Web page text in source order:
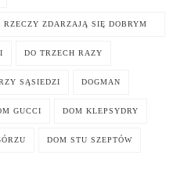
ZDARZAJĄ SIĘ DOBRYM
DO TRZECH RAZY
SĄSIEDZI DOGMAN
GUCCI DOM KLEPSYDRY
DOM STU SZEPTÓW